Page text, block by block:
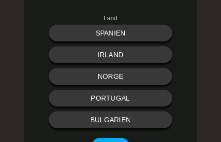
Land
SPANIEN
IRLAND
NORGE
PORTUGAL
BULGARIEN